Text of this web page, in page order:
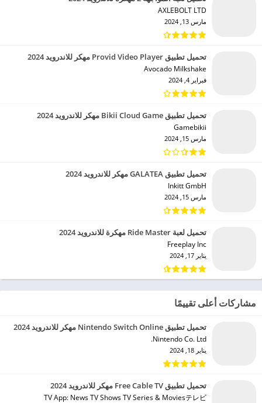
AXLEBOLT LTD‏
مارس 13, 2024
تحميل تطبيق Provid Video Player مهكر للاندرويد 2024
Avocado Milkshake‏
فبراير 4, 2024
تحميل تطبيق Bikii Cloud Game مهكر للاندرويد 2024
Gamebikii‏
مارس 15, 2024
تحميل تطبيق GALATEA مهكر للاندرويد 2024
Inkitt GmbH‏
مارس 15, 2024
تحميل لعبة Ride Master مهكرة للاندرويد 2024
Freeplay Inc‏
يناير 17, 2024
مشاركات أعلى تقييمًا
تحميل تطبيق Nintendo Switch Online مهكر للاندرويد 2024
Nintendo Co. Ltd.‏
يناير 18, 2024
تحميل تطبيق Free Cable TV مهكر للاندرويد 2024
TV App: News TV Shows TV Series & Moviesテレビ‏